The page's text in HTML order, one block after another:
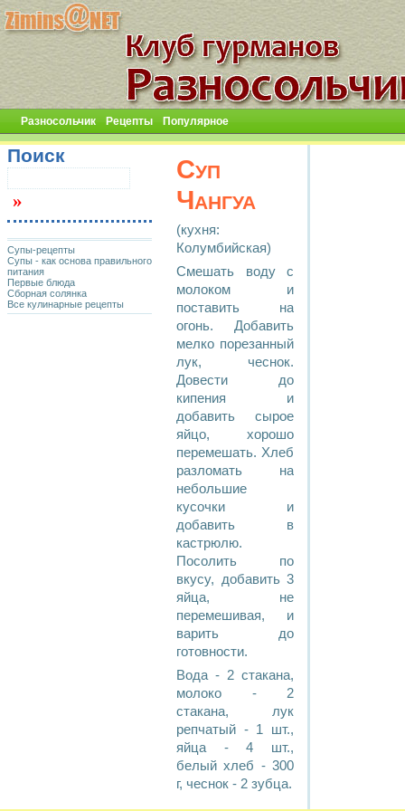
Разносольчик Рецепты Популярное
Суп
Чангуа
(кухня:
Колумбийская)
Смешать воду с
молоком и
поставить на
огонь. Добавить
мелко порезанный
лук, чеснок.
Довести до
кипения и
добавить сырое
яйцо, хорошо
перемешать. Хлеб
разломать на
небольшие
кусочки и
добавить в
кастрюлю.
Посолить по
вкусу, добавить 3
яйца, не
перемешивая, и
варить до
готовности.
Вода - 2 стакана,
молоко - 2
стакана, лук
репчатый - 1 шт.,
яйца - 4 шт.,
белый хлеб - 300
г, чеснок - 2 зубца.
Поиск
Супы-рецепты
Супы - как основа правильного
питания
Первые блюда
Сборная солянка
Все кулинарные рецепты